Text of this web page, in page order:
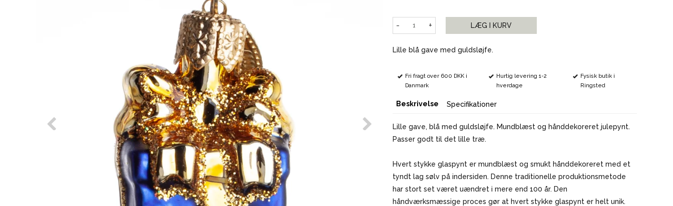
- + LÆG I KURV
Lille blå gave med guldsløjfe.
Fri fragt over 600 DKK i
Danmark
Hurtig levering 1-2
hverdage
Fysisk butik i
Ringsted
Beskrivelse Specifikationer
Lille gave, blå med guldsløjfe. Mundblæst og hånddekoreret julepynt.
Passer godt til det lille træ.
Hvert stykke glaspynt er mundblæst og smukt hånddekoreret med et
tyndt lag sølv på indersiden. Denne traditionelle produktionsmetode
har stort set været uændret i mere end 100 år. Den
håndværksmæssige proces gør at hvert stykke glaspynt er helt unik.